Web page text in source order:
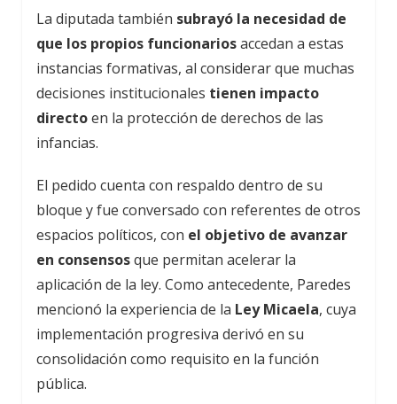
La diputada también subrayó la necesidad de
que los propios funcionariosaccedan a estas
instancias formativas, al considerar que muchas
decisiones institucionales tienen impacto
directoen la protección de derechos de las
infancias.
El pedido cuenta con respaldo dentro de su
bloque y fue conversado con referentes de otros
espacios políticos, con el objetivo de avanzar
en consensosque permitan acelerar la
aplicación de la ley. Como antecedente, Paredes
mencionó la experiencia de la Ley Micaela, cuya
implementación progresiva derivó en su
consolidación como requisito en la función
pública.